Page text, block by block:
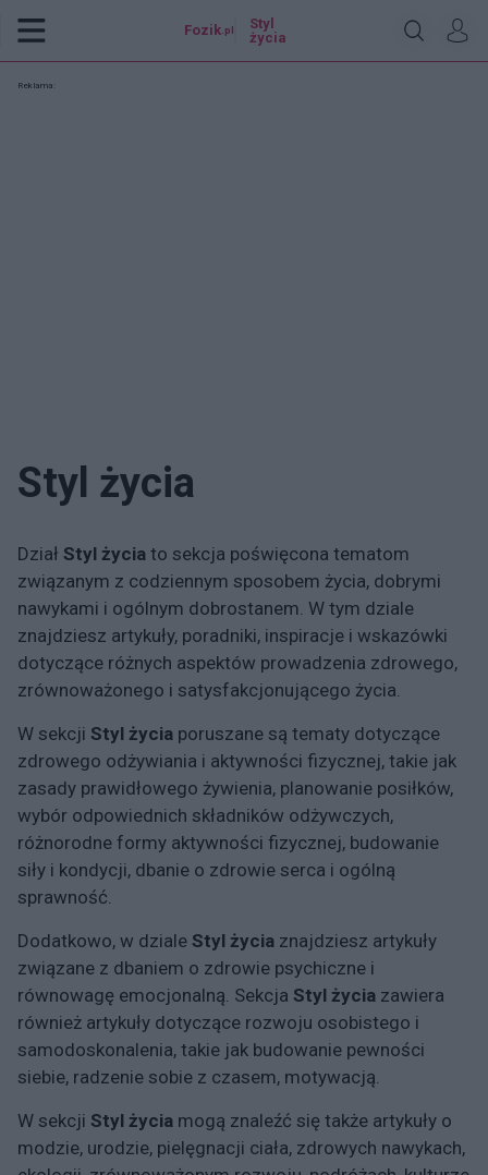
Fozik .pl
Styl
życia
Reklama:
Styl życia
Dział Styl życia to sekcja poświęcona tematom
związanym z codziennym sposobem życia, dobrymi
nawykami i ogólnym dobrostanem. W tym dziale
znajdziesz artykuły, poradniki, inspiracje i wskazówki
dotyczące różnych aspektów prowadzenia zdrowego,
zrównoważonego i satysfakcjonującego życia.
W sekcji Styl życia poruszane są tematy dotyczące
zdrowego odżywiania i aktywności fizycznej, takie jak
zasady prawidłowego żywienia, planowanie posiłków,
wybór odpowiednich składników odżywczych,
różnorodne formy aktywności fizycznej, budowanie
siły i kondycji, dbanie o zdrowie serca i ogólną
sprawność.
Dodatkowo, w dziale Styl życia znajdziesz artykuły
związane z dbaniem o zdrowie psychiczne i
równowagę emocjonalną. Sekcja Styl życia zawiera
również artykuły dotyczące rozwoju osobistego i
samodoskonalenia, takie jak budowanie pewności
siebie, radzenie sobie z czasem, motywacją.
W sekcji Styl życia mogą znaleźć się także artykuły o
modzie, urodzie, pielęgnacji ciała, zdrowych nawykach,